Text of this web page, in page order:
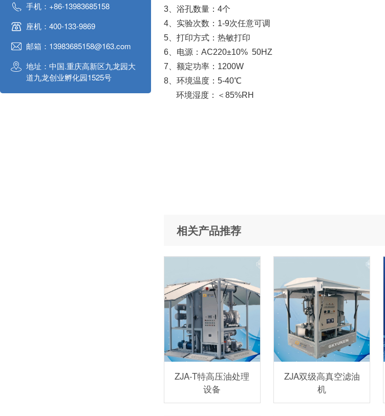
手机：+86-13983685158
座机：400-133-9869
邮箱：13983685158@163.com
地址：中国.重庆高新区九龙园大
道九龙创业孵化园1525号
3、浴孔数量：4个
4、实验次数：1-9次任意可调
5、打印方式：热敏打印
6、电源：AC220±10% 50HZ
7、额定功率：1200W
8、环境温度：5-40℃
环境湿度：＜85%RH
相关产品推荐
ZJA-T特高压油处理
设备
ZJA双级高真空滤油
机